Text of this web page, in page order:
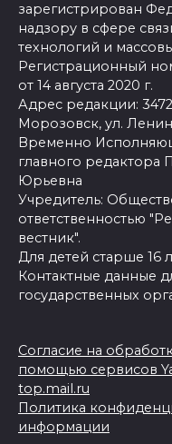
зарегистрирован
надзору в сфере
технологий и
Регистрационный
от 14 августа 2020 г.
Адрес редакции:
Морозовск, ул.
Временно
главного редактора
Юрьевна
Учредитель:
ответственностью
вестник".
Для детей старше 16
Контактные данные
государственных
Согласие на
помощью сервисов
top.mail.ru
Политика
информации